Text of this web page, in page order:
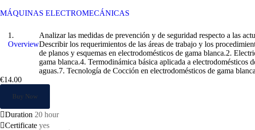
MÁQUINAS ELECTROMECÁNICAS
Overview
Analizar las medidas de prevención y de seguridad respecto a las
Describir los requerimientos de las áreas de trabajo y los
de planos y esquemas en electrodomésticos de gama blanca.2.
gama blanca.4. Termodinámica básica aplicada a
aguas.7. Tecnología de Cocción en electrodomésticos de gama
€14.00
Buy Now
Duration 20 hour
Certificate yes